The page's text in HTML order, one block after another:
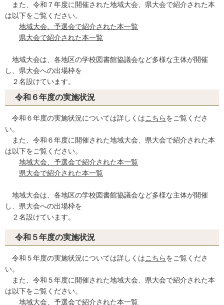
また、令和７年度に開催された地域大会、県大会で紹介された本
は以下をご覧ください。
地域大会、予選会で紹介された本一覧
県大会で紹介された本一覧
地域大会は、各地区の学校図書館協議会など多様な主体が開催
し、県大会への出場枠を
２名設けています。
令和６年度の実施状況
令和６年度の実施状況については詳しくはこちらをご覧くださ
い。
また、令和６年度に開催された地域大会、県大会で紹介された本
は以下をご覧ください。
地域大会、予選会で紹介された本一覧
県大会で紹介された本一覧
地域大会は、各地区の学校図書館協議会など多様な主体が開催
し、県大会への出場枠を
２名設けています。
令和５年度の実施状況
令和５年度の実施状況については詳しくはこちらをご覧くださ
い。
また、令和５年度に開催された地域大会、県大会で紹介された本
は以下をご覧ください。
地域大会、予選会で紹介された本一覧